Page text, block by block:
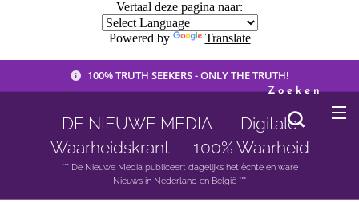
Vertaal deze pagina naar:
Powered by Translate
100% TRUTH SEEKERS - ONLY THE TRUTH!
DE NIEUWE MEDIA 🟣 Digitale
Waarheidskrant — 100% Waarheid
*** De Nieuwe Media publiceert dagelijks het èchte en ware
Nieuws in Nederland en België ***
Zoeken